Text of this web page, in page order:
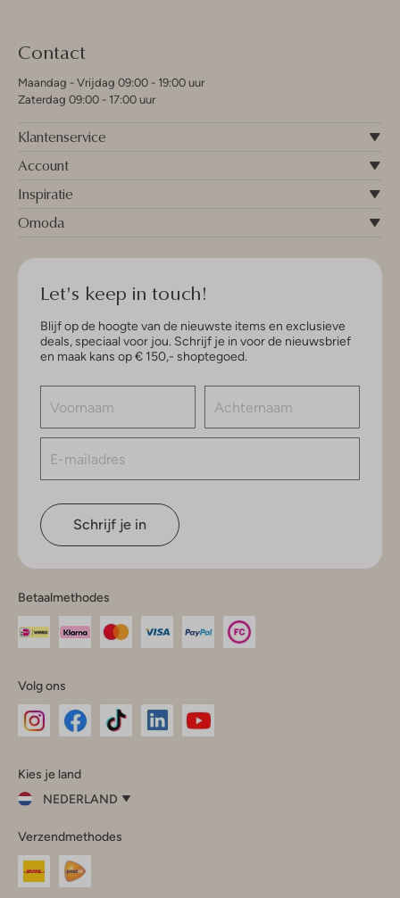
Contact
Maandag - Vrijdag 09:00 - 19:00 uur
Zaterdag 09:00 - 17:00 uur
Klantenservice
Account
Inspiratie
Omoda
Let's keep in touch!
Blijf op de hoogte van de nieuwste items en exclusieve
deals, speciaal voor jou. Schrijf je in voor de nieuwsbrief
en maak kans op € 150,- shoptegoed.
Schrijf je in
Betaalmethodes
Volg ons
InstagramFacebook
Kies je land
NEDERLAND
je
land
Nederland
Verzendmethodes